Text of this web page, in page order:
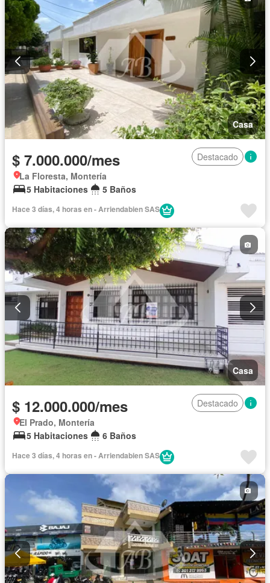
Casa
$ 7.000.000/mes
Destacado
La Floresta, Montería
5 Habitaciones
5 Baños
Hace 3 días, 4 horas en - Arriendabien SAS
Casa
$ 12.000.000/mes
Destacado
El Prado, Montería
5 Habitaciones
6 Baños
Hace 3 días, 4 horas en - Arriendabien SAS